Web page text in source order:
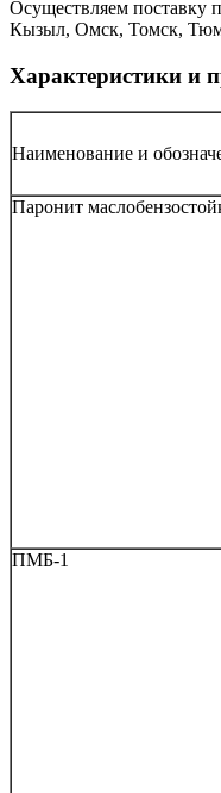
Осуществляем поставку
Кызыл, Омск, Томск,
Характеристики и
Наименование и
Паронит
ПМБ-1